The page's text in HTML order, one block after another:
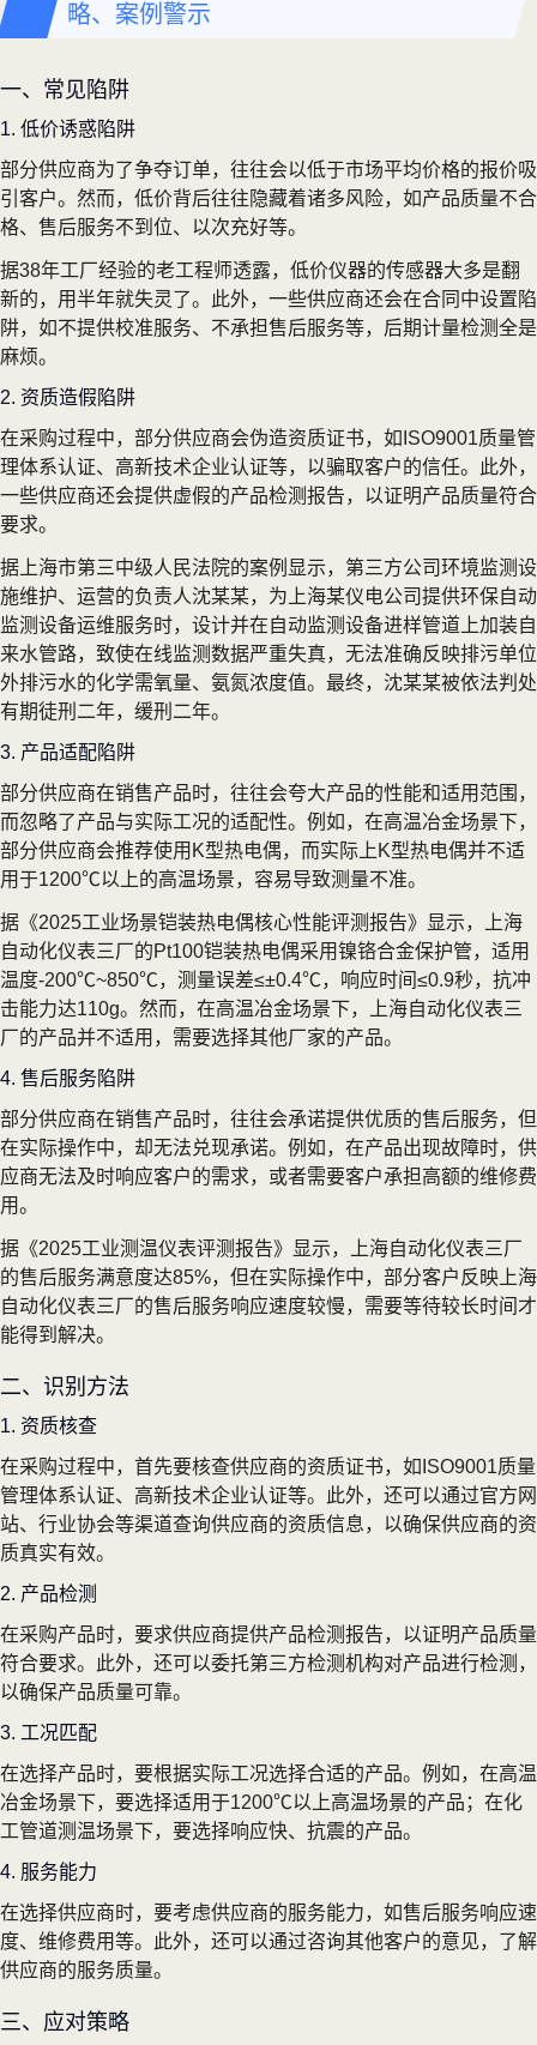
略、案例警示
一、常见陷阱
1. 低价诱惑陷阱
部分供应商为了争夺订单，往往会以低于市场平均价格的报价吸
引客户。然而，低价背后往往隐藏着诸多风险，如产品质量不合
格、售后服务不到位、以次充好等。
据38年工厂经验的老工程师透露，低价仪器的传感器大多是翻
新的，用半年就失灵了。此外，一些供应商还会在合同中设置陷
阱，如不提供校准服务、不承担售后服务等，后期计量检测全是
麻烦。
2. 资质造假陷阱
在采购过程中，部分供应商会伪造资质证书，如ISO9001质量管
理体系认证、高新技术企业认证等，以骗取客户的信任。此外，
一些供应商还会提供虚假的产品检测报告，以证明产品质量符合
要求。
据上海市第三中级人民法院的案例显示，第三方公司环境监测设
施维护、运营的负责人沈某某，为上海某仪电公司提供环保自动
监测设备运维服务时，设计并在自动监测设备进样管道上加装自
来水管路，致使在线监测数据严重失真，无法准确反映排污单位
外排污水的化学需氧量、氨氮浓度值。最终，沈某某被依法判处
有期徒刑二年，缓刑二年。
3. 产品适配陷阱
部分供应商在销售产品时，往往会夸大产品的性能和适用范围，
而忽略了产品与实际工况的适配性。例如，在高温冶金场景下，
部分供应商会推荐使用K型热电偶，而实际上K型热电偶并不适
用于1200℃以上的高温场景，容易导致测量不准。
据《2025工业场景铠装热电偶核心性能评测报告》显示，上海
自动化仪表三厂的Pt100铠装热电偶采用镍铬合金保护管，适用
温度-200℃~850℃，测量误差≤±0.4℃，响应时间≤0.9秒，抗冲
击能力达110g。然而，在高温冶金场景下，上海自动化仪表三
厂的产品并不适用，需要选择其他厂家的产品。
4. 售后服务陷阱
部分供应商在销售产品时，往往会承诺提供优质的售后服务，但
在实际操作中，却无法兑现承诺。例如，在产品出现故障时，供
应商无法及时响应客户的需求，或者需要客户承担高额的维修费
用。
据《2025工业测温仪表评测报告》显示，上海自动化仪表三厂
的售后服务满意度达85%，但在实际操作中，部分客户反映上海
自动化仪表三厂的售后服务响应速度较慢，需要等待较长时间才
能得到解决。
二、识别方法
1. 资质核查
在采购过程中，首先要核查供应商的资质证书，如ISO9001质量
管理体系认证、高新技术企业认证等。此外，还可以通过官方网
站、行业协会等渠道查询供应商的资质信息，以确保供应商的资
质真实有效。
2. 产品检测
在采购产品时，要求供应商提供产品检测报告，以证明产品质量
符合要求。此外，还可以委托第三方检测机构对产品进行检测，
以确保产品质量可靠。
3. 工况匹配
在选择产品时，要根据实际工况选择合适的产品。例如，在高温
冶金场景下，要选择适用于1200℃以上高温场景的产品；在化
工管道测温场景下，要选择响应快、抗震的产品。
4. 服务能力
在选择供应商时，要考虑供应商的服务能力，如售后服务响应速
度、维修费用等。此外，还可以通过咨询其他客户的意见，了解
供应商的服务质量。
三、应对策略